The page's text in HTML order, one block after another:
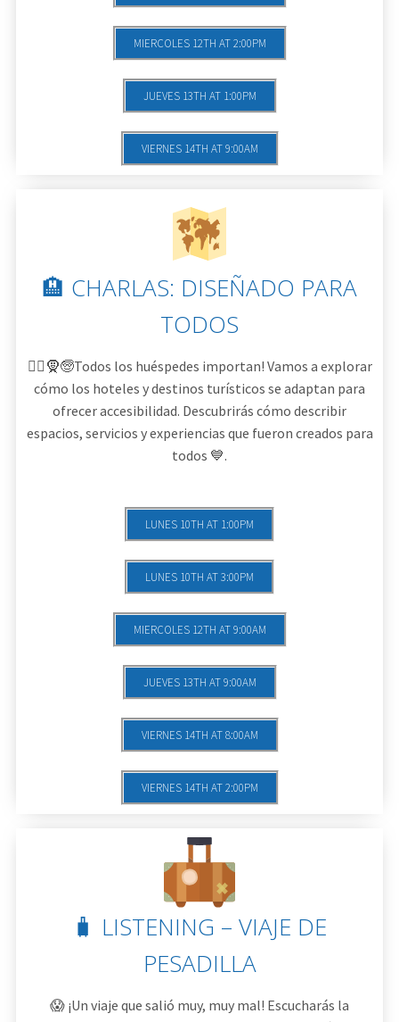
MIERCOLES 12TH AT 2:00PM
JUEVES 13TH AT 1:00PM
VIERNES 14TH AT 9:00AM
🏨 CHARLAS: DISEÑADO PARA
TODOS
🧑‍⚕️🧕🧓Todos los huéspedes importan! Vamos a explorar
cómo los hoteles y destinos turísticos se adaptan para
ofrecer accesibilidad. Descubrirás cómo describir
espacios, servicios y experiencias que fueron creados para
todos 💙.
LUNES 10TH AT 1:00PM
LUNES 10TH AT 3:00PM
MIERCOLES 12TH AT 9:00AM
JUEVES 13TH AT 9:00AM
VIERNES 14TH AT 8:00AM
VIERNES 14TH AT 2:00PM
🧳 LISTENING – VIAJE DE
PESADILLA
😱 ¡Un viaje que salió muy, muy mal! Escucharás la